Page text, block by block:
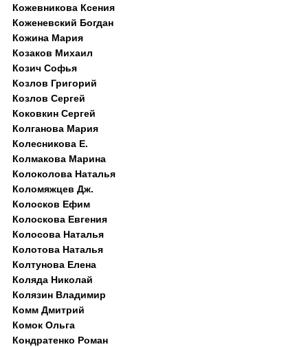
Кожевникова Ксения
Коженевский Богдан
Кожина Мария
Козаков Михаил
Козич Софья
Козлов Григорий
Козлов Сергей
Коковкин Сергей
Колганова Мария
Колесникова Е.
Колмакова Марина
Колоколова Наталья
Коломяжцев Дж.
Колосков Ефим
Колоскова Евгения
Колосова Наталья
Колотова Наталья
Колтунова Елена
Коляда Николай
Колязин Владимир
Комм Дмитрий
Комок Ольга
Кондратенко Роман